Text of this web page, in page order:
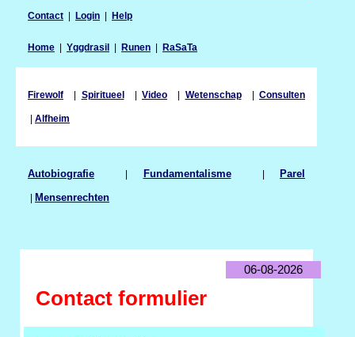
Contact | Login | Help
Home | Yggdrasil | Runen | RaSaTa
Firewolf | Spiritueel| Video | Wetenschap| Consulten
| Alfheim
Autobiografie | Fundamentalisme| Parel
| Mensenrechten
06-08-2026
Contact formulier